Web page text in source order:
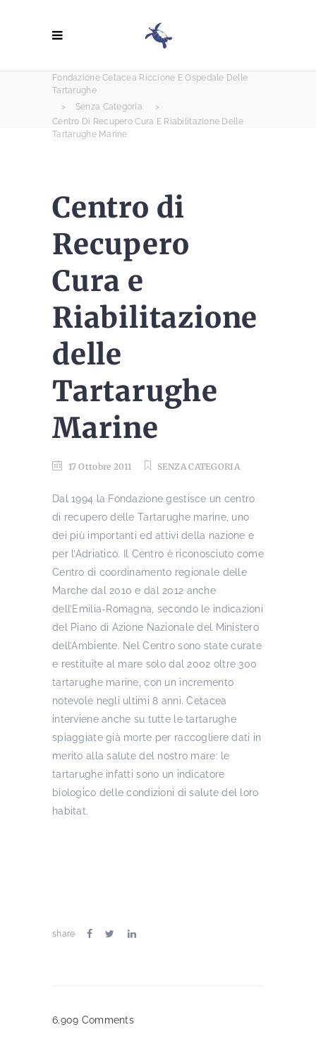
Fondazione Cetacea Riccione E Ospedale Delle
Tartarughe
>
Senza Categoria
>
Centro Di Recupero Cura E Riabilitazione Delle
Tartarughe Marine
Centro di
Recupero
Cura e
Riabilitazione
delle
Tartarughe
Marine
17 Ottobre 2011 SENZA CATEGORIA
Dal 1994 la Fondazione gestisce un centro
di recupero delle Tartarughe marine, uno
dei più importanti ed attivi della nazione e
per l’Adriatico. Il Centro è riconosciuto come
Centro di coordinamento regionale delle
Marche dal 2010 e dal 2012 anche
dell’Emilia-Romagna, secondo le indicazioni
del Piano di Azione Nazionale del Ministero
dell’Ambiente. Nel Centro sono state curate
e restituite al mare solo dal 2002 oltre 300
tartarughe marine, con un incremento
notevole negli ultimi 8 anni. Cetacea
interviene anche su tutte le tartarughe
spiaggiate già morte per raccogliere dati in
merito alla salute del nostro mare: le
tartarughe infatti sono un indicatore
biologico delle condizioni di salute del loro
habitat.
share
6.909 Comments